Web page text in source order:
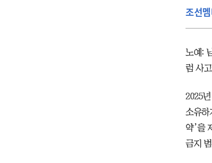
조선
노예:
럼 사
2025
소유하
약’을
금지